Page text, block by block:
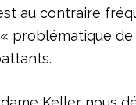
au contraire
problématique